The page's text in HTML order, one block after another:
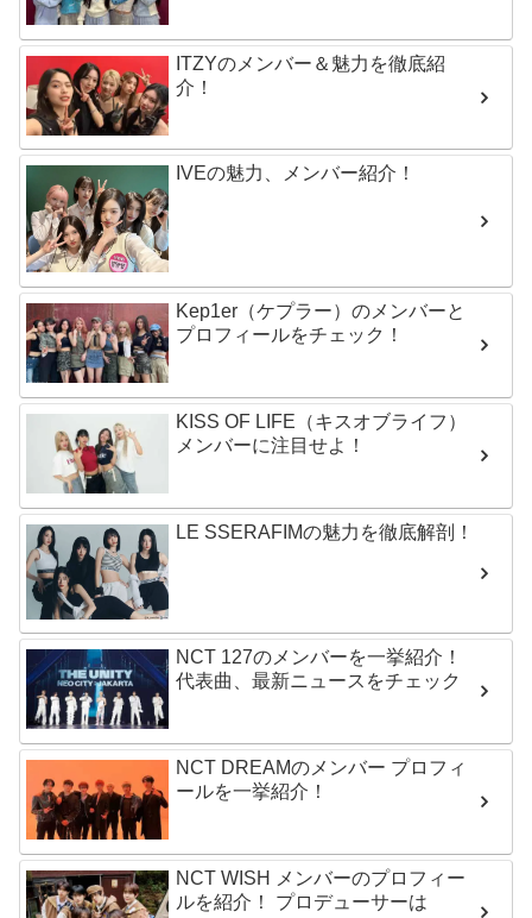
ITZYのメンバー＆魅力を徹底紹
介！
IVEの魅力、メンバー紹介！
Kep1er（ケプラー）のメンバーと
プロフィールをチェック！
KISS OF LIFE（キスオブライフ）
メンバーに注目せよ！
LE SSERAFIMの魅力を徹底解剖！
NCT 127のメンバーを一挙紹介！
代表曲、最新ニュースをチェック
NCT DREAMのメンバー プロフィ
ールを一挙紹介！
NCT WISH メンバーのプロフィー
ルを紹介！ プロデューサーは